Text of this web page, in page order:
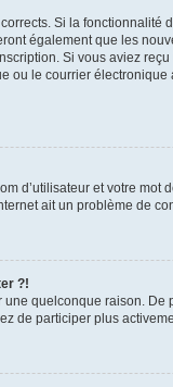
Si la
également que les
Si vous aviez
le courrier
d’utilisateur et votre
ait un problème de
?!
quelconque raison.
de participer plus